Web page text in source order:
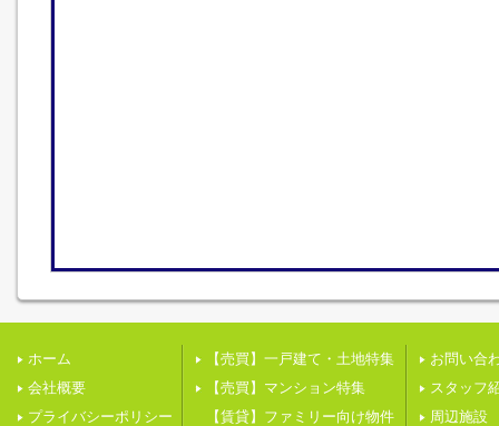
ホーム
会社概要
プライバシーポリシー
【売買】一戸建て・土地特集
【売買】マンション特集
【賃貸】ファミリー向け物件
お問い合
スタッフ
周辺施設